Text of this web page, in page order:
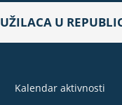
U
Kalendar aktivnosti